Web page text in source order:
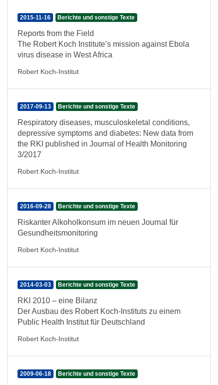
2015-11-16 Berichte und sonstige Texte
Reports from the Field
The Robert Koch Institute’s mission against Ebola
virus disease in West Africa
Robert Koch-Institut
2017-09-13 Berichte und sonstige Texte
Respiratory diseases, musculoskeletal conditions,
depressive symptoms and diabetes: New data from
the RKI published in Journal of Health Monitoring
3/2017
Robert Koch-Institut
2016-09-28 Berichte und sonstige Texte
Riskanter Alkoholkonsum im neuen Journal für
Gesundheitsmonitoring
Robert Koch-Institut
2014-03-03 Berichte und sonstige Texte
RKI 2010 – eine Bilanz
Der Ausbau des Robert Koch-Instituts zu einem
Public Health Institut für Deutschland
Robert Koch-Institut
2009-06-18 Berichte und sonstige Texte